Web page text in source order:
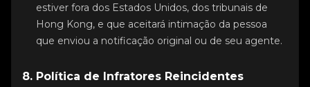
estiver fora dos Estados Unidos, dos tribunais de
Hong Kong, e que aceitará intimação da pessoa
que enviou a notificação original ou de seu agente.
8. Política de Infratores Reincidentes